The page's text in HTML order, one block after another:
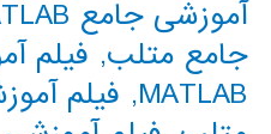
آموزشی جامع MATLAB
جامع متلب, فیلم
MATLAB
, فیلم